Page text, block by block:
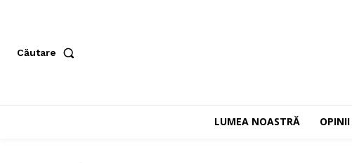
Căutare
LUMEA NOASTRĂ OPINII